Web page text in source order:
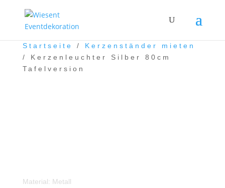
Startseite / Kerzenständer mieten
/ Kerzenleuchter Silber 80cm
Tafelversion
Material: Metall